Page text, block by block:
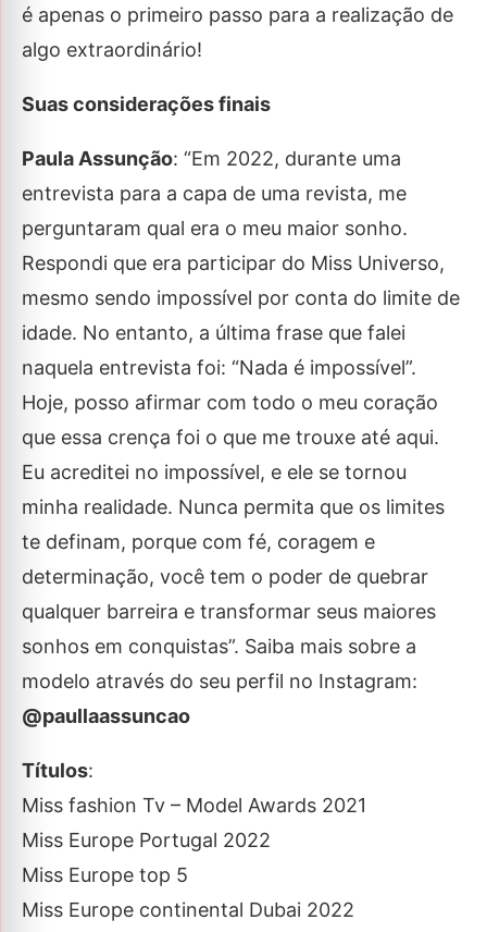
é apenas o primeiro passo para a realização de
algo extraordinário!
Suas considerações finais
Paula Assunção: “Em 2022, durante uma
entrevista para a capa de uma revista, me
perguntaram qual era o meu maior sonho.
Respondi que era participar do Miss Universo,
mesmo sendo impossível por conta do limite de
idade. No entanto, a última frase que falei
naquela entrevista foi: “Nada é impossível”.
Hoje, posso afirmar com todo o meu coração
que essa crença foi o que me trouxe até aqui.
Eu acreditei no impossível, e ele se tornou
minha realidade. Nunca permita que os limites
te definam, porque com fé, coragem e
determinação, você tem o poder de quebrar
qualquer barreira e transformar seus maiores
sonhos em conquistas”. Saiba mais sobre a
modelo através do seu perfil no Instagram:
@paullaassuncao
Títulos:
Miss fashion Tv – Model Awards 2021
Miss Europe Portugal 2022
Miss Europe top 5
Miss Europe continental Dubai 2022